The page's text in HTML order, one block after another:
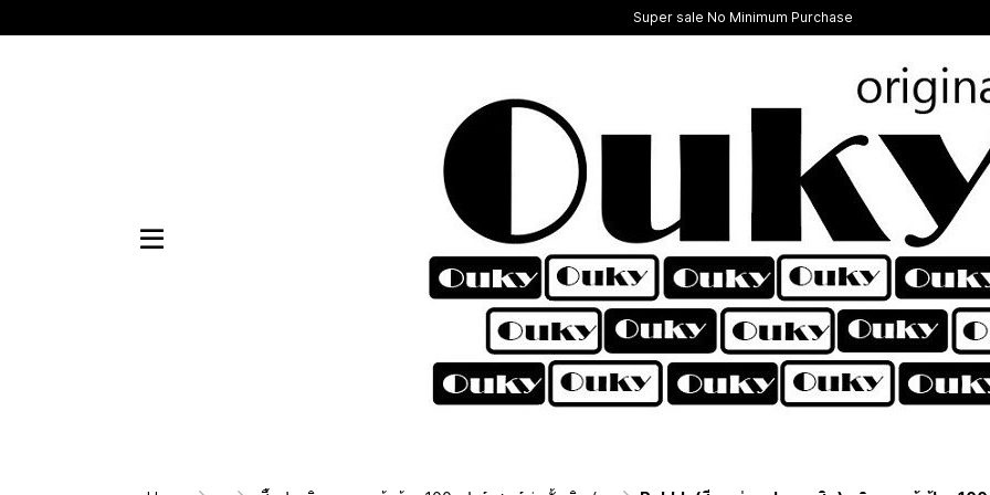
Super sale No Minimum Purchase